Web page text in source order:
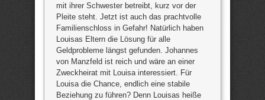
mit ihrer Schwester betreibt, kurz vor der
Pleite steht. Jetzt ist auch das prachtvolle
Familienschloss in Gefahr! Natürlich haben
Louisas Eltern die Lösung für alle
Geldprobleme längst gefunden. Johannes
von Manzfeld ist reich und wäre an einer
Zweckheirat mit Louisa interessiert. Für
Louisa die Chance, endlich eine stabile
Beziehung zu führen? Denn Louisas heiße